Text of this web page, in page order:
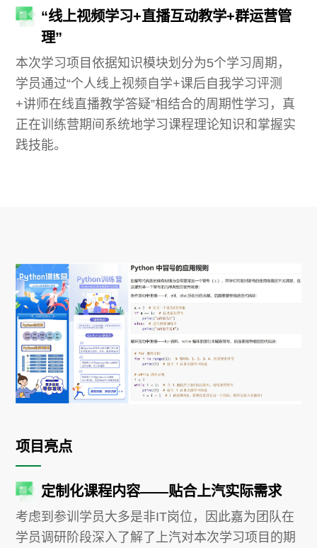
“线上视频学习+直播互动教学+群运营管
理”
本次学习项目依据知识模块划分为5个学习周期，
学员通过“个人线上视频自学+课后自我学习评测
+讲师在线直播教学答疑”相结合的周期性学习，真
正在训练营期间系统地学习课程理论知识和掌握实
践技能。
项目亮点
定制化课程内容——贴合上汽实际需求
考虑到参训学员大多是非IT岗位，因此嘉为团队在
学员调研阶段深入了解了上汽对本次学习项目的期